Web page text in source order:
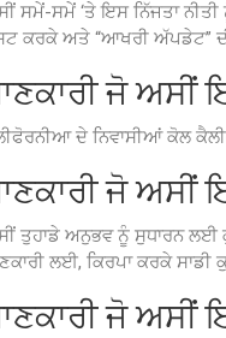
ਸਮੇਂ-ਸਮੇਂ ‘ਤੇ ਇਸ ਨਿੱਜਤਾ ਨੀਤੀ
ਕਰਕੇ ਅਤੇ “ਆਖਰੀ ਅੱਪਡੇਟ”
ਜੋ ਅਸੀਂ
ਦੇ ਨਿਵਾਸੀਆਂ ਕੋਲ
ਜੋ ਅਸੀਂ
ਤੁਹਾਡੇ ਅਨੁਭਵ ਨੂੰ ਸੁਧਾਰਨ ਲਈ
ਲਈ, ਕਿਰਪਾ ਕਰਕੇ ਸਾਡੀ
ਜੋ ਅਸੀਂ